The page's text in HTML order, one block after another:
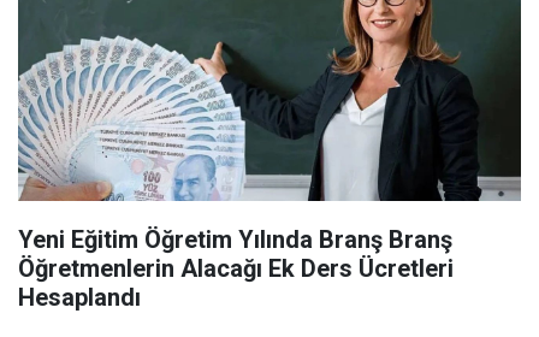
Yeni Eğitim Öğretim Yılında Branş Branş
Öğretmenlerin Alacağı Ek Ders Ücretleri
Hesaplandı